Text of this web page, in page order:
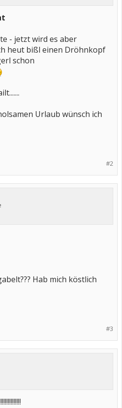
- jetzt wird es aber
heut bißl einen Dröhnkopf
schon
Urlaub wünsch ich
#2
Hab mich köstlich
#3